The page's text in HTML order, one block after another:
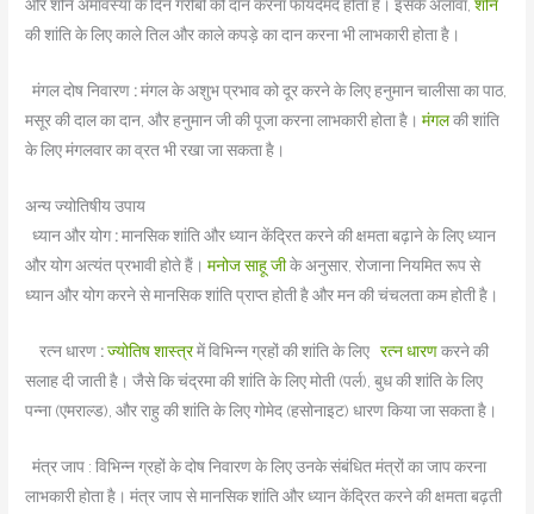
और शनि अमावस्या के दिन गरीबों को दान करना फायदेमंद होता है। इसके अलावा,शनि
की शांति के लिए काले तिल और काले कपड़े का दान करना भी लाभकारी होता है।
मंगल दोष निवारण :मंगल के अशुभ प्रभाव को दूर करने के लिए हनुमान चालीसा का पाठ,
मसूर की दाल का दान, और हनुमान जी की पूजा करना लाभकारी होता है।मंगलकी शांति
के लिए मंगलवार का व्रत भी रखा जा सकता है।
अन्य ज्योतिषीय उपाय
ध्यान और योग:मानसिक शांति और ध्यान केंद्रित करने की क्षमता बढ़ाने के लिए ध्यान
और योग अत्यंत प्रभावी होते हैं।मनोज साहू जीके अनुसार, रोजाना नियमित रूप से
ध्यान और योग करने से मानसिक शांति प्राप्त होती है और मन की चंचलता कम होती है।
रत्न धारण :ज्योतिष शास्त्रमें विभिन्न ग्रहों की शांति के लिए रत्न धारणकरने की
सलाह दी जाती है। जैसे कि चंद्रमा की शांति के लिए मोती (पर्ल), बुध की शांति के लिए
पन्ना (एमराल्ड), और राहु की शांति के लिए गोमेद (हसोनाइट) धारण किया जा सकता है।
मंत्र जाप : विभिन्न ग्रहों के दोष निवारण के लिए उनके संबंधित मंत्रों का जाप करना
लाभकारी होता है। मंत्र जाप से मानसिक शांति और ध्यान केंद्रित करने की क्षमता बढ़ती